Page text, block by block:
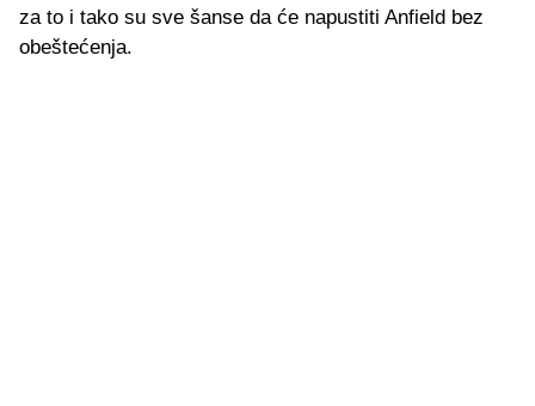
za to i tako su sve šanse da će napustiti Anfield bez
obeštećenja.